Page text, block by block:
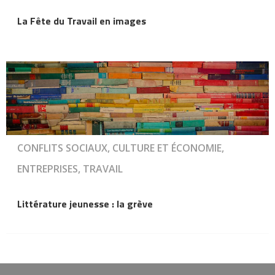
La Fête du Travail en images
CONFLITS SOCIAUX, CULTURE ET ÉCONOMIE,
ENTREPRISES, TRAVAIL
Littérature jeunesse : la grève